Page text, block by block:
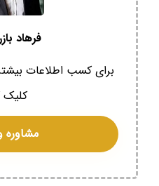
فرهاد
برای کسب اطلاعات
کلیک